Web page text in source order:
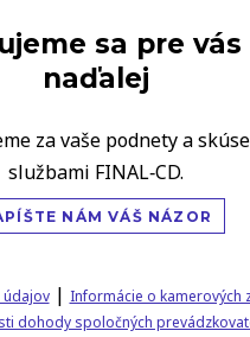
sa pre vás
naďalej
za vaše podnety a
službami FINAL‑CD.
NÁM VÁŠ NÁZOR
| Informácie o kamerových
dohody spoločných